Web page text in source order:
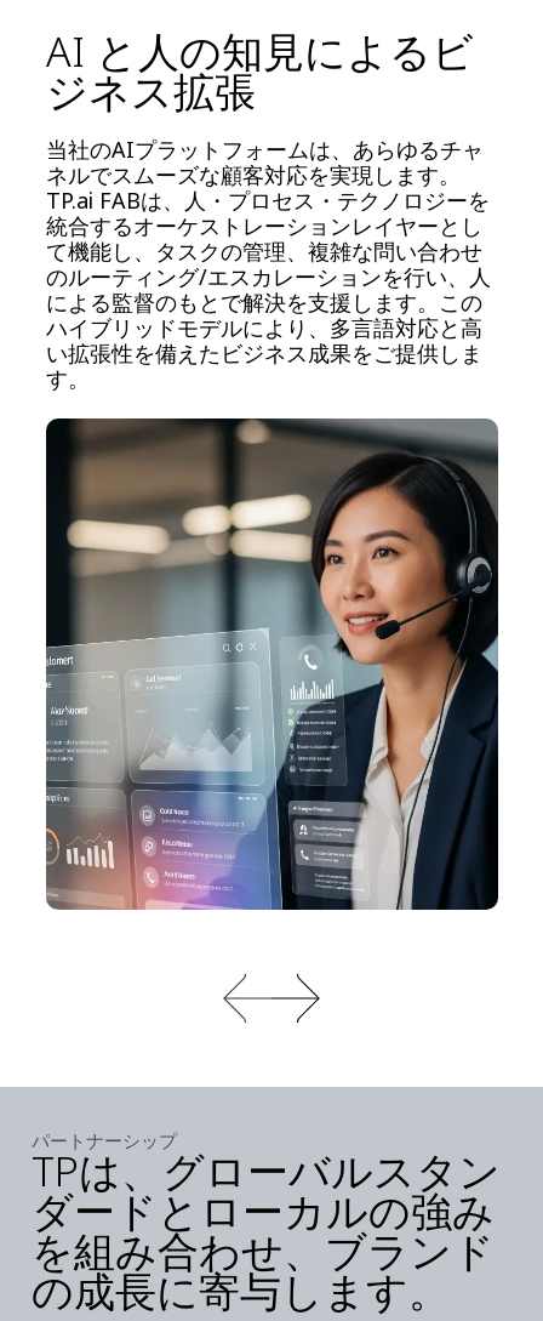
AI と人の知見によるビ
ジネス拡張
当社のAIプラットフォームは、あらゆるチャ
ネルでスムーズな顧客対応を実現します。
TP.ai FABは、人・プロセス・テクノロジーを
統合するオーケストレーションレイヤーとし
て機能し、タスクの管理、複雑な問い合わせ
のルーティング/エスカレーションを行い、人
による監督のもとで解決を支援します。この
ハイブリッドモデルにより、多言語対応と高
い拡張性を備えたビジネス成果をご提供しま
す。
パートナーシップ
TPは、グローバルスタン
ダードとローカルの強み
を組み合わせ、ブランド
の成長に寄与します。